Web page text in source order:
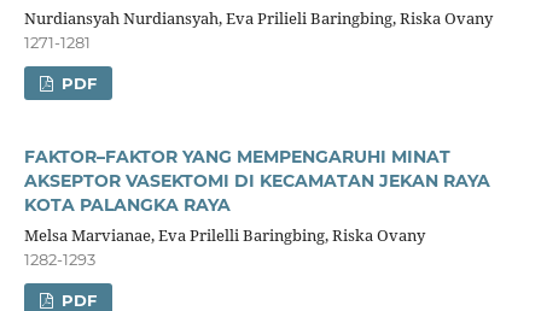
Nurdiansyah Nurdiansyah, Eva Prilieli Baringbing, Riska Ovany
1271-1281
PDF
FAKTOR–FAKTOR YANG MEMPENGARUHI MINAT
AKSEPTOR VASEKTOMI DI KECAMATAN JEKAN RAYA
KOTA PALANGKA RAYA
Melsa Marvianae, Eva Prilelli Baringbing, Riska Ovany
1282-1293
PDF